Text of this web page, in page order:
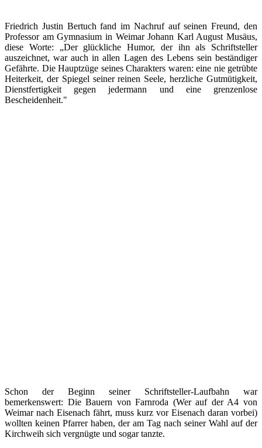
Friedrich Justin Bertuch fand im Nachruf auf seinen Freund, den
Professor am Gymnasium in Weimar Johann Karl August Musäus,
diese Worte: „Der glückliche Humor, der ihn als Schriftsteller
auszeichnet, war auch in allen Lagen des Lebens sein beständiger
Gefährte. Die Hauptzüge seines Charakters waren: eine nie getrübte
Heiterkeit, der Spiegel seiner reinen Seele, herzliche Gutmütigkeit,
Dienstfertigkeit gegen jedermann und eine grenzenlose
Bescheidenheit."
Schon der Beginn seiner Schriftsteller-Laufbahn war
bemerkenswert: Die Bauern von Farnroda (Wer auf der A4 von
Weimar nach Eisenach fährt, muss kurz vor Eisenach daran vorbei)
wollten keinen Pfarrer haben, der am Tag nach seiner Wahl auf der
Kirchweih sich vergnügte und sogar tanzte.